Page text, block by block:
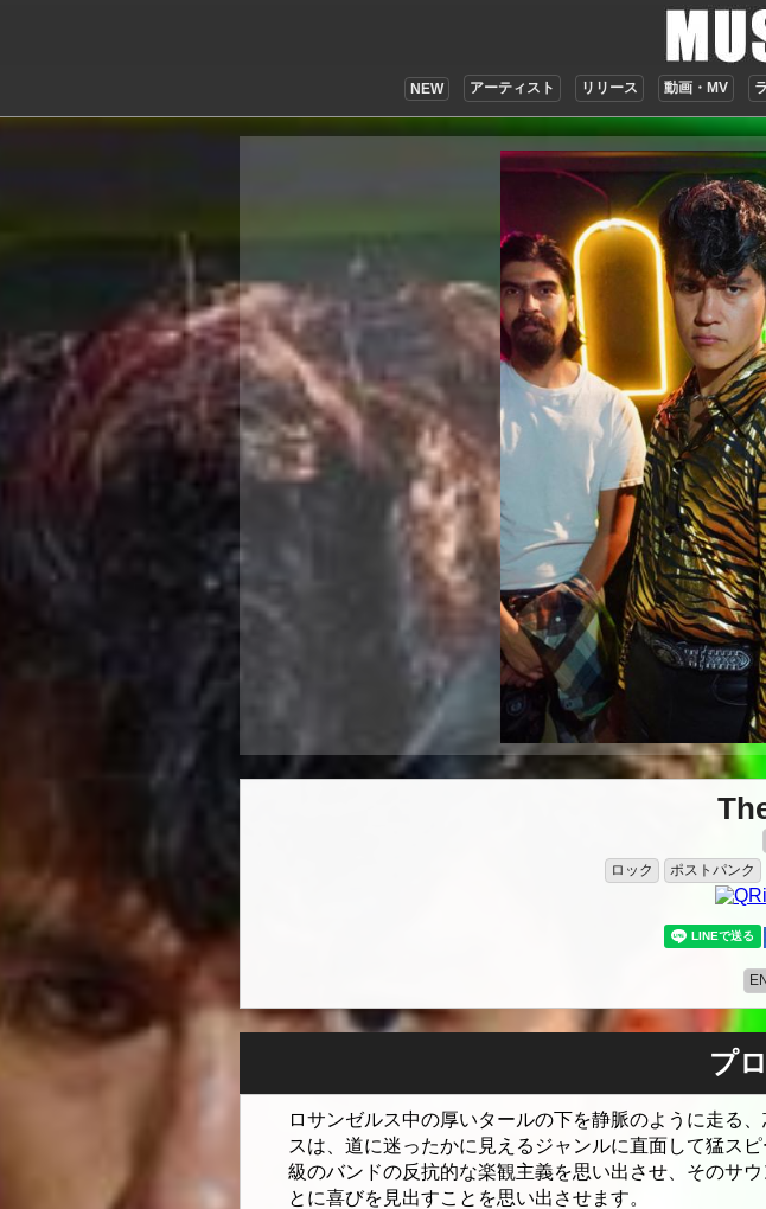
NEW アーティスト リリース 動画・MV
ロック
ポストパンク
プ
ロサンゼルス中の厚いタールの下を静脈のように走る
スは、道に迷ったかに見えるジャンルに直面して猛ス
級のバンドの反抗的な楽観主義を思い出させ、そのサ
とに喜びを見出すことを思い出させます。